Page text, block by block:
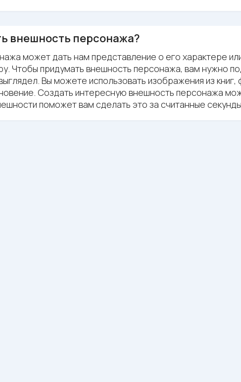
внешность персонажа?
может дать нам представление о его характере
Чтобы придумать внешность персонажа, вам нужно
Вы можете использовать изображения из книг,
Создать интересную внешность персонажа
поможет вам сделать это за считанные